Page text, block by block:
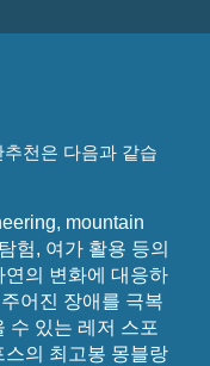
천 은 다음과 같습
mountain
험, 여가 활용 등의
의 변화에 대응하
어진 장애를 극복
수 있는 레저 스포
의 최고봉 몽블랑